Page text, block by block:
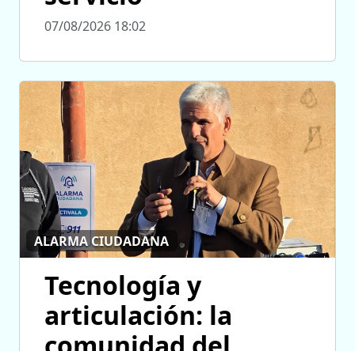
07/08/2026 18:02
ALARMA CIUDADANA
Tecnología y
articulación: la